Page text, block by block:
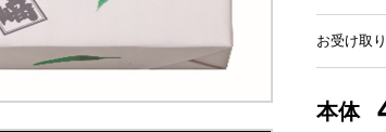
お受け取
本体